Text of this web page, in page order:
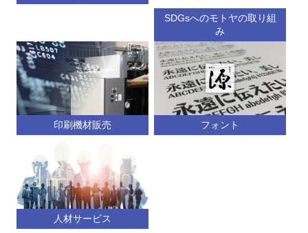
SDGsへのモトヤの取り組
み
印刷機材販売 フォント
人材サービス